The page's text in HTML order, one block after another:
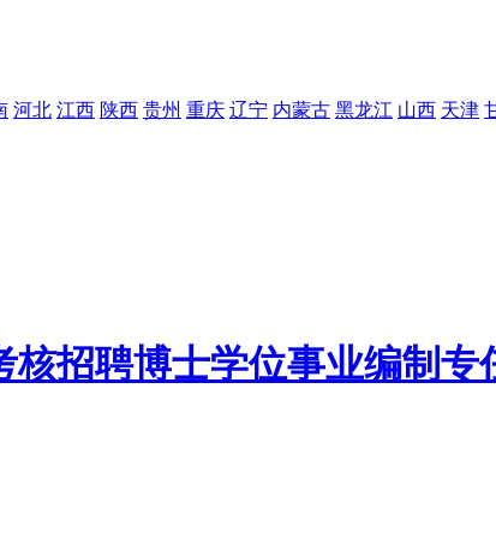
河北 江西 陕西 贵州 重庆 辽宁 内蒙古 黑龙江 山西 天津
招聘博士学位事业编制专